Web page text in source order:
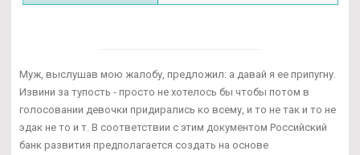
Муж, выслушав мою жалобу, предложил: а давай я ее припугну.
Извини за тупость - просто не хотелось бы чтобы потом в
голосовании девочки придирались ко всему, и то не так и то не
эдак не то и т. В соответствии с этим документом Российский
банк развития предполагается создать на основе